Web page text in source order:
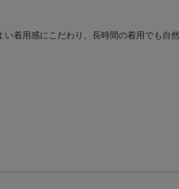
着用感にこだわり、長時間の着用でも自